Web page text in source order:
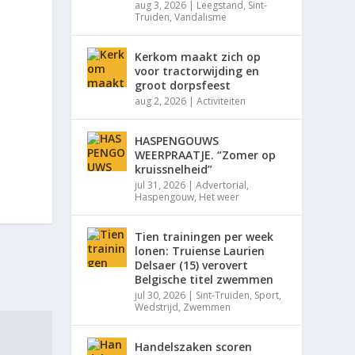
aug 3, 2026 | Leegstand, Sint-
Truiden,Vandalisme
Kerkom maakt zich op
voor tractorwijding en
groot dorpsfeest
aug 2, 2026 |Activiteiten
HASPENGOUWS
WEERPRAATJE. “Zomer op
kruissnelheid”
jul 31, 2026 |Advertorial,
Haspengouw, Het weer
Tien trainingen per week
lonen: Truiense Laurien
Delsaer (15) verovert
Belgische titel zwemmen
jul 30, 2026 | Sint-Truiden, Sport,
Wedstrijd, Zwemmen
Handelszaken scoren